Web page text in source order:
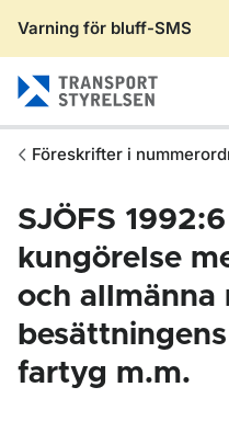
Varning för bluff-SMS
Föreskrifter i
SJÖFS
kungörelse
och allmänna
fartyg m.m.